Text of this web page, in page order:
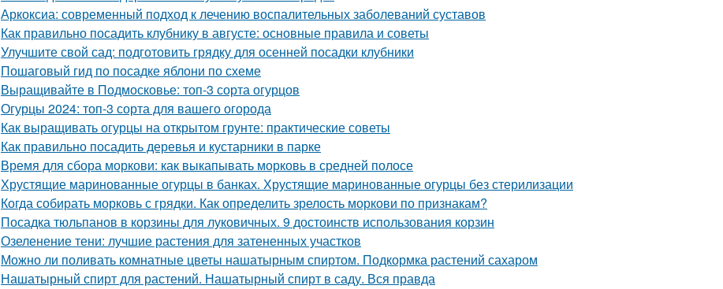
Аркоксиа: современный подход к лечению воспалительных заболеваний суставов
Как правильно посадить клубнику в августе: основные правила и советы
Улучшите свой сад: подготовить грядку для осенней посадки клубники
Пошаговый гид по посадке яблони по схеме
Выращивайте в Подмосковье: топ-3 сорта огурцов
Огурцы 2024: топ-3 сорта для вашего огорода
Как выращивать огурцы на открытом грунте: практические советы
Как правильно посадить деревья и кустарники в парке
Время для сбора моркови: как выкапывать морковь в средней полосе
Хрустящие маринованные огурцы в банках. Хрустящие маринованные огурцы без стерилизации
Когда собирать морковь с грядки. Как определить зрелость моркови по признакам?
Посадка тюльпанов в корзины для луковичных. 9 достоинств использования корзин
Озеленение тени: лучшие растения для затененных участков
Можно ли поливать комнатные цветы нашатырным спиртом. Подкормка растений сахаром
Нашатырный спирт для растений. Нашатырный спирт в саду. Вся правда